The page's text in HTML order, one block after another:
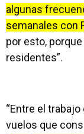
algunas
semanales con
por esto,
residentes”.
“Entre el
vuelos que